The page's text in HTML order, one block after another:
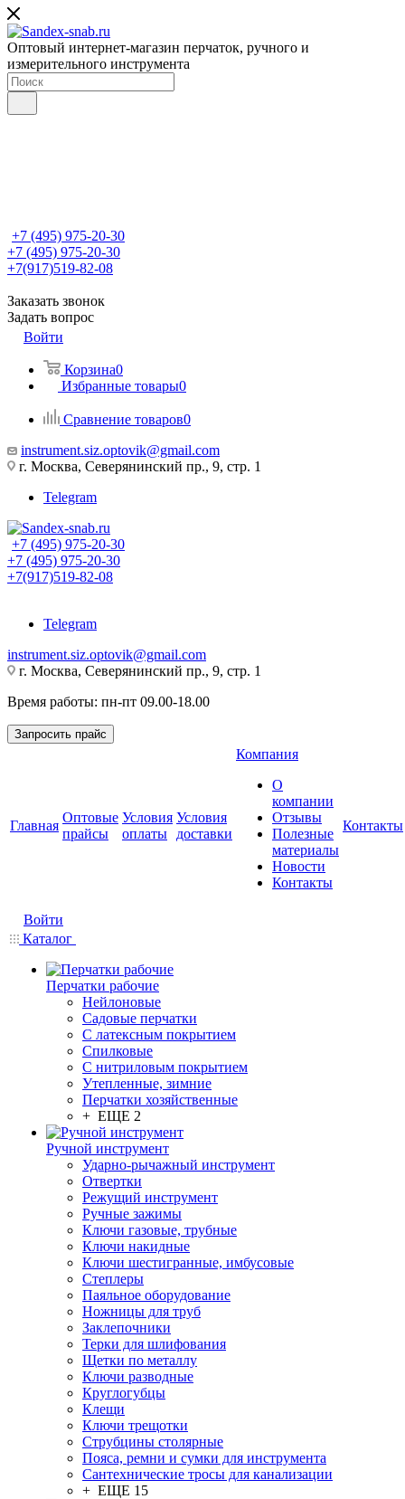
Оптовый интернет-магазин перчаток, ручного и
измерительного инструмента
+7 (495) 975-20-30
+7 (495) 975-20-30
+7(917)519-82-08
Заказать звонок
Задать вопрос
Войти
Корзина0
Избранные товары0
Сравнение товаров0
instrument.siz.optovik@gmail.com
г. Москва, Северянинский пр., 9, стр. 1
Telegram
+7 (495) 975-20-30
+7 (495) 975-20-30
+7(917)519-82-08
Telegram
instrument.siz.optovik@gmail.com
г. Москва, Северянинский пр., 9, стр. 1
Время работы: пн-пт 09.00-18.00
Запросить прайс
Главная
Оптовые
прайсы
Условия
оплаты
Условия
доставки
Компания
О
компании
Отзывы
Полезные
материалы
Новости
Контакты
Контакты
Войти
Каталог
Перчатки рабочие
Нейлоновые
Садовые перчатки
С латексным покрытием
Cпилковые
С нитриловым покрытием
Утепленные, зимние
Перчатки хозяйственные
+ ЕЩЕ 2
Ручной инструмент
Ударно-рычажный инструмент
Отвертки
Режущий инструмент
Ручные зажимы
Ключи газовые, трубные
Ключи накидные
Ключи шестигранные, имбусовые
Степлеры
Паяльное оборудование
Ножницы для труб
Заклепочники
Терки для шлифования
Щетки по металлу
Ключи разводные
Круглогубцы
Клещи
Ключи трещотки
Струбцины столярные
Пояса, ремни и сумки для инструмента
Сантехнические тросы для канализации
+ ЕЩЕ 15